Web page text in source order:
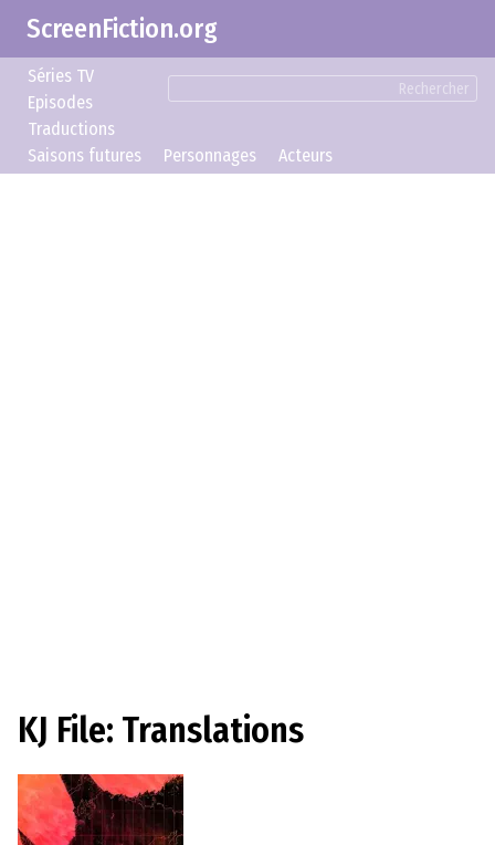
ScreenFiction.org
Rechercher
Séries TV
Episodes
Traductions
Saisons futures
Personnages Acteurs
KJ File: Translations